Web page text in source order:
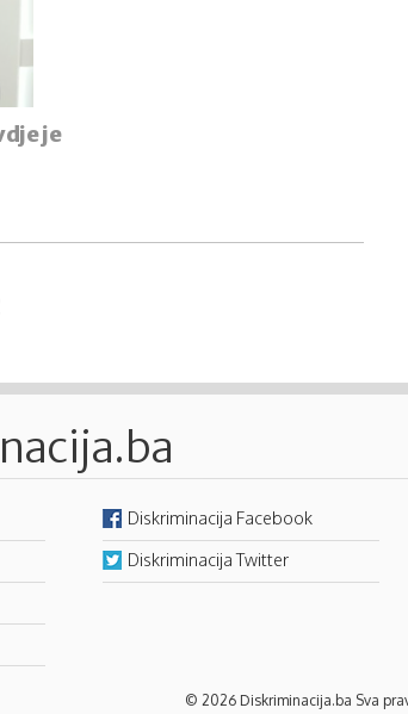
je
Diskriminacija Facebook
Diskriminacija Twitter
© 2026 Diskriminacija.ba Sva